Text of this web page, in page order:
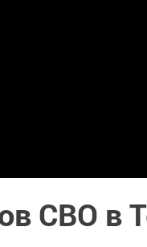
СВО в